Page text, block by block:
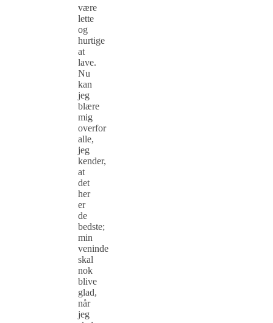
være
lette
og
hurtige
at
lave.
Nu
kan
jeg
blære
mig
overfor
alle,
jeg
kender,
at
det
her
er
de
bedste;
min
veninde
skal
nok
blive
glad,
når
jeg